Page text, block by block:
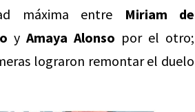
máxima entre Miriam de
y Amaya Alonso por el otro;
lograron remontar el duelo